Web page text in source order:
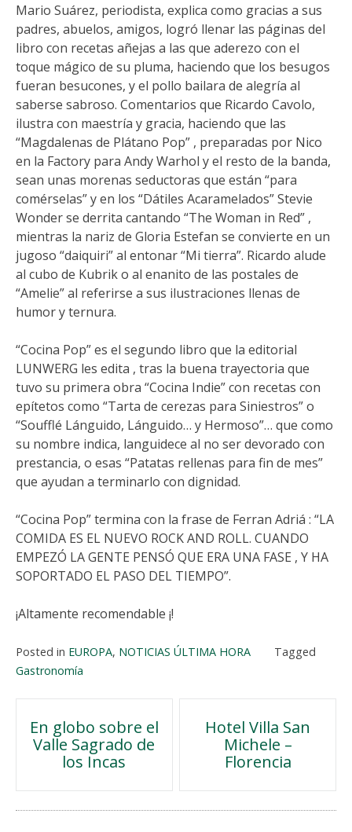
Mario Suárez, periodista, explica como gracias a sus
padres, abuelos, amigos, logró llenar las páginas del
libro con recetas añejas a las que aderezo con el
toque mágico de su pluma, haciendo que los besugos
fueran besucones, y el pollo bailara de alegría al
saberse sabroso. Comentarios que Ricardo Cavolo,
ilustra con maestría y gracia, haciendo que las
“Magdalenas de Plátano Pop” , preparadas por Nico
en la Factory para Andy Warhol y el resto de la banda,
sean unas morenas seductoras que están “para
comérselas” y en los “Dátiles Acaramelados” Stevie
Wonder se derrita cantando “The Woman in Red” ,
mientras la nariz de Gloria Estefan se convierte en un
jugoso “daiquiri” al entonar “Mi tierra”. Ricardo alude
al cubo de Kubrik o al enanito de las postales de
“Amelie” al referirse a sus ilustraciones llenas de
humor y ternura.
“Cocina Pop” es el segundo libro que la editorial
LUNWERG les edita , tras la buena trayectoria que
tuvo su primera obra “Cocina Indie” con recetas con
epítetos como “Tarta de cerezas para Siniestros” o
“Soufflé Lánguido, Lánguido… y Hermoso”… que como
su nombre indica, languidece al no ser devorado con
prestancia, o esas “Patatas rellenas para fin de mes”
que ayudan a terminarlo con dignidad.
“Cocina Pop” termina con la frase de Ferran Adriá : “LA
COMIDA ES EL NUEVO ROCK AND ROLL. CUANDO
EMPEZÓ LA GENTE PENSÓ QUE ERA UNA FASE , Y HA
SOPORTADO EL PASO DEL TIEMPO”.
¡Altamente recomendable ¡!
Posted in EUROPA, NOTICIAS ÚLTIMA HORA
Tagged
Gastronomía
Navegación
de
entradas
En globo sobre el
Valle Sagrado de
los Incas
Hotel Villa San
Michele –
Florencia